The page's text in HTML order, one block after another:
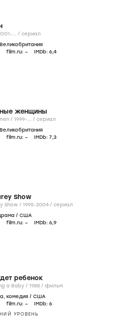
... / сериал
Великобритания
film.ru: – IMDb: 6,4
женщины
Loose Women / 1999-... / сериал
Великобритания
film.ru: – IMDb: 7,3
Show
Drew Carey Show / 1995-2004 / сериал
/ США
film.ru: – IMDb: 6,9
ребенок
She's Having a Baby / 1988 / фильм
, комедия / США
film.ru: – IMDb: 6
УРОВЕНЬ